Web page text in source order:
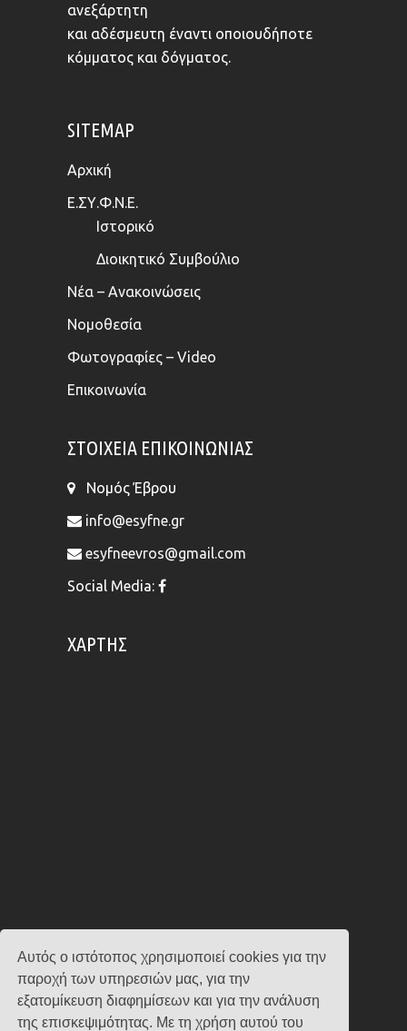
Αυτός ο ιστότοπος χρησιμοποιεί cookies για την
παροχή των υπηρεσιών μας, για την
εξατομίκευση διαφημίσεων και για την ανάλυση
της επισκεψιμότητας. Με τη χρήση αυτού του
ανεξάρτητη
και αδέσμευτη έναντι οποιουδήποτε
κόμματος και δόγματος.
SITEMAP
Αρχική
Ε.ΣΥ.Φ.Ν.Ε.
Ιστορικό
Διοικητικό Συμβούλιο
Νέα – Ανακοινώσεις
Νομοθεσία
Φωτογραφίες – Video
Επικοινωνία
ΣΤΟΙΧΕΊΑ ΕΠΙΚΟΙΝΩΝΊΑΣ
Νομός Έβρου
info@esyfne.gr
esyfneevros@gmail.com
Social Media:
ΧΆΡΤΗΣ